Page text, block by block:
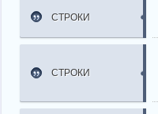
СТРОКИ
СТРОКИ